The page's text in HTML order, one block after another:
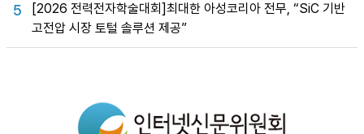
5
[2026 전력전자학술대회]최대한 아성코리아 전무, “SiC 기반
고전압 시장 토털 솔루션 제공”